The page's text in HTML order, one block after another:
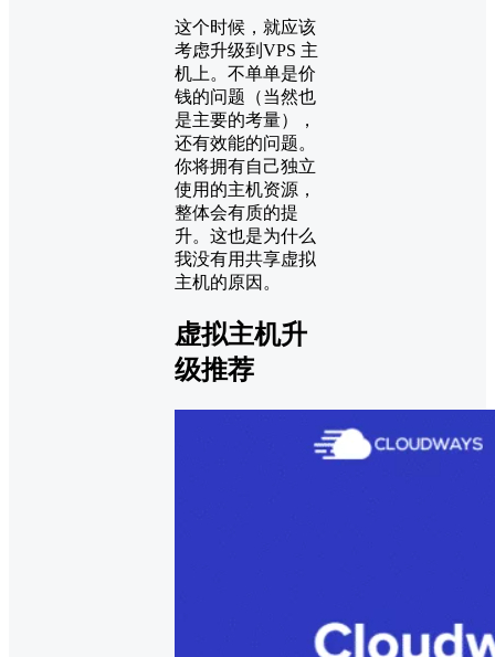
这个时候，就应该
考虑升级到VPS 主
机上。不单单是价
钱的问题（当然也
是主要的考量），
还有效能的问题。
你将拥有自己独立
使用的主机资源，
整体会有质的提
升。这也是为什么
我没有用共享虚拟
主机的原因。
虚拟主机升
级推荐